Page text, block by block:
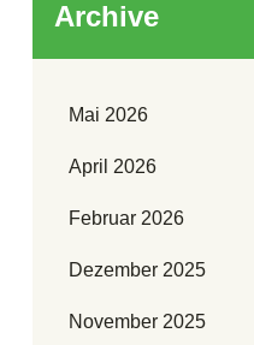
Archive
Mai 2026
April 2026
Februar 2026
Dezember 2025
November 2025